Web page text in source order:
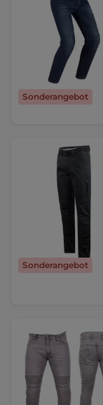
Sonderangebot
Sonderangebot